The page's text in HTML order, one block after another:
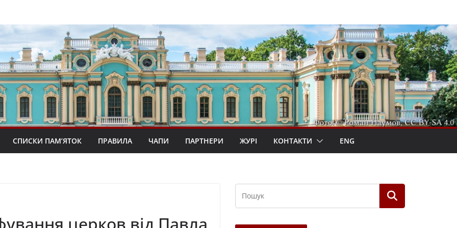
СПИСКИ ПАМ’ЯТОК ПРАВИЛА ЧАПИ ПАРТНЕРИ ЖУРІ КОНТАКТИ ENG
церков від Павла